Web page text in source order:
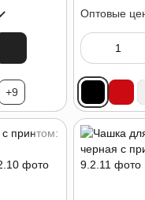
+9
Оптовые